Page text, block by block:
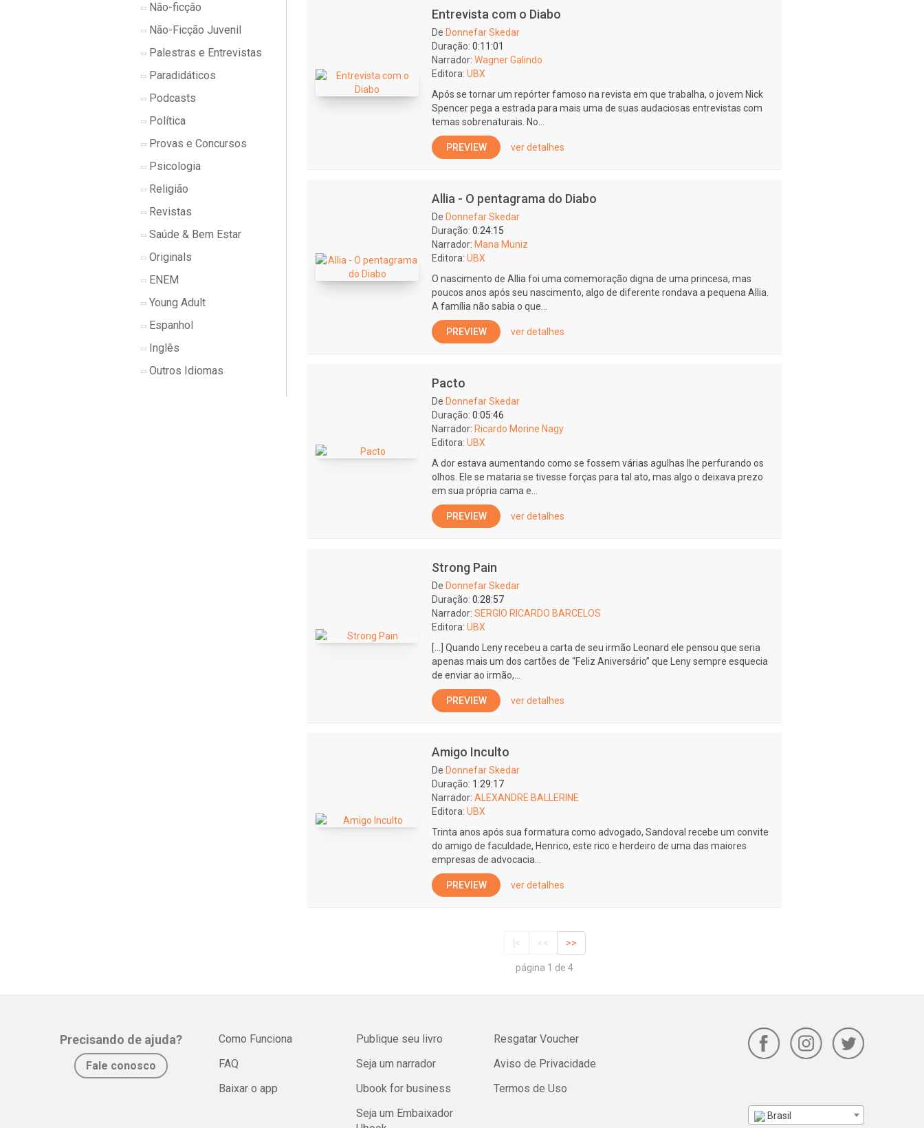
Não-ficção
Não-Ficção Juvenil
Palestras e Entrevistas
Paradidáticos
Podcasts
Política
Provas e Concursos
Psicologia
Religião
Revistas
Saúde & Bem Estar
Originals
ENEM
Young Adult
Espanhol
Inglês
Outros Idiomas
Entrevista com o Diabo
De Donnefar Skedar
Duração: 0:11:01
Narrador: Wagner Galindo
Editora: UBX
Após se tornar um repórter famoso na revista em que trabalha, o jovem Nick
Spencer pega a estrada para mais uma de suas audaciosas entrevistas com
temas sobrenaturais. No...
PREVIEW ver detalhes
Allia - O pentagrama do Diabo
De Donnefar Skedar
Duração: 0:24:15
Narrador: Mana Muniz
Editora: UBX
O nascimento de Allia foi uma comemoração digna de uma princesa, mas
poucos anos após seu nascimento, algo de diferente rondava a pequena Allia.
A família não sabia o que...
PREVIEW ver detalhes
Pacto
De Donnefar Skedar
Duração: 0:05:46
Narrador: Ricardo Morine Nagy
Editora: UBX
A dor estava aumentando como se fossem várias agulhas lhe perfurando os
olhos. Ele se mataria se tivesse forças para tal ato, mas algo o deixava prezo
em sua própria cama e...
PREVIEW ver detalhes
Strong Pain
De Donnefar Skedar
Duração: 0:28:57
Narrador: SERGIO RICARDO BARCELOS
Editora: UBX
[…] Quando Leny recebeu a carta de seu irmão Leonard ele pensou que seria
apenas mais um dos cartões de “Feliz Aniversário” que Leny sempre esquecia
de enviar ao irmão,...
PREVIEW ver detalhes
Amigo Inculto
De Donnefar Skedar
Duração: 1:29:17
Narrador: ALEXANDRE BALLERINE
Editora: UBX
Trinta anos após sua formatura como advogado, Sandoval recebe um convite
do amigo de faculdade, Henrico, este rico e herdeiro de uma das maiores
empresas de advocacia...
PREVIEW ver detalhes
|< << >>
página 1 de 4
Precisando de ajuda?
Fale conosco
Como Funciona
FAQ
Baixar o app
Publique seu livro
Seja um narrador
Ubook for business
Seja um Embaixador
Resgatar Voucher
Aviso de Privacidade
Termos de Uso
Brasil